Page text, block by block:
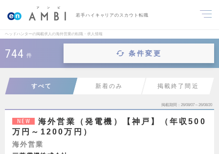
若手ハイキャリアのスカウト転職
ヘッドハンターの掲載求人の海外営業の転職・求人情報
744 件 条件変更
すべて 新着のみ 掲載終了間近
掲載期間 26/08/07～26/08/20
NEW
海外営業（発電機）【神戸】（年収500
万円～1200万円）
海外営業